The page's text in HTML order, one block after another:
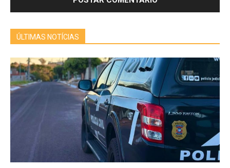
ÚLTIMAS NOTÍCIAS